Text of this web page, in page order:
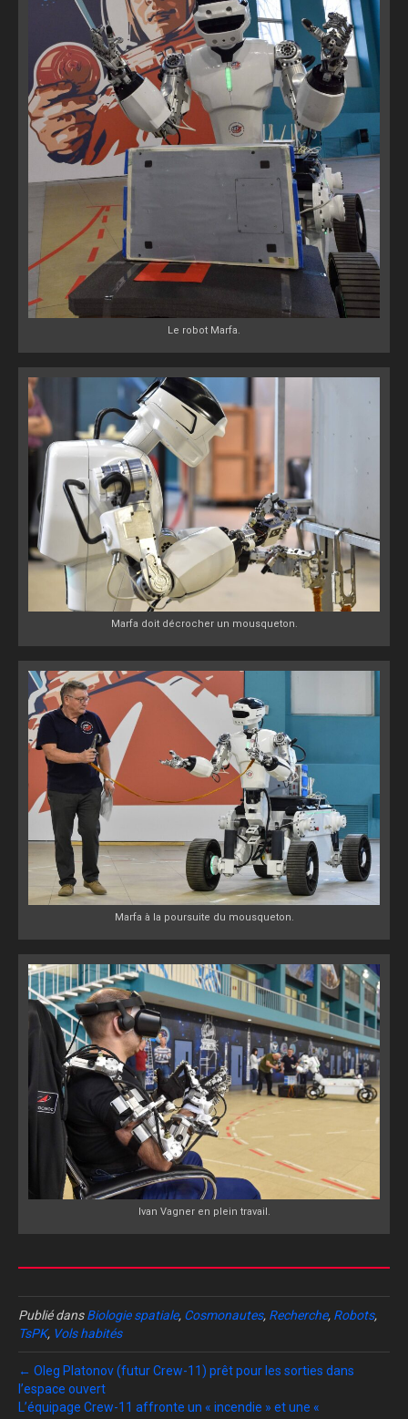
Le robot Marfa.
Marfa doit décrocher un mousqueton.
Marfa à la poursuite du mousqueton.
Ivan Vagner en plein travail.
Publié dansBiologie spatiale, Cosmonautes, Recherche, Robots,
TsPK, Vols habités
← Oleg Platonov (futur Crew-11) prêt pour les sorties dans
l’espace ouvert
L’équipage Crew-11 affronte un « incendie » et une «